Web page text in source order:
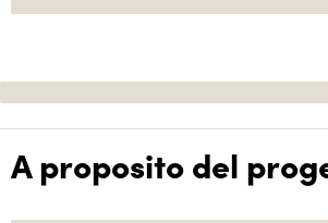
A proposito del